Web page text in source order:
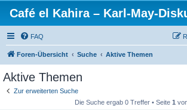
Café el Kahira – Karl-May-
FAQ
Foren-Übersicht Suche Aktive Themen
Aktive Themen
Zur erweiterten Suche
Die Suche ergab 0 Treffer • Seite 1